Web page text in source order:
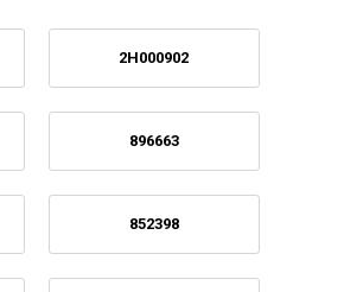
2H000902
896663
852398